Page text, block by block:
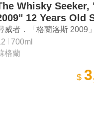
Whisky
12 Years Old
Whisky
威者．「格蘭洛斯 2009
格蘭威士忌
700ml
格蘭
$